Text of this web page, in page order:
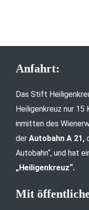
Anfahrt:
Das Stift
Heiligenkreuz nur
inmitten des
der Autobahn A 21,
Autobahn“, und hat
„Heiligenkreuz“.
Mit